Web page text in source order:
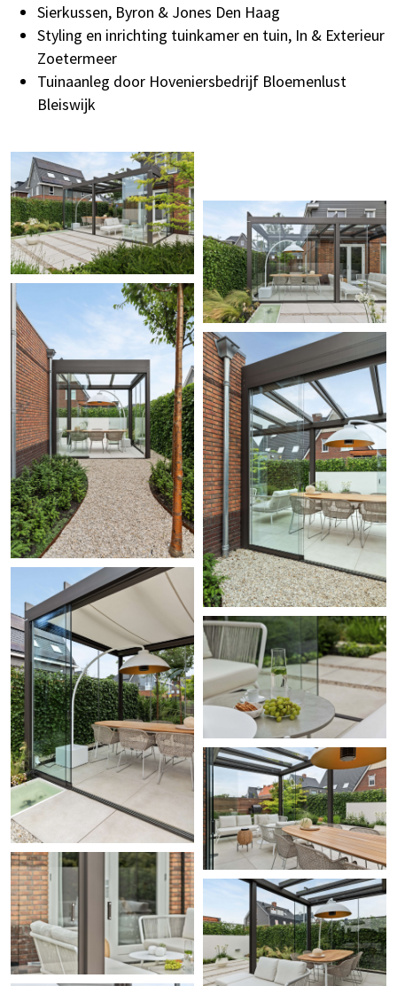
Sierkussen, Byron & Jones Den Haag
Styling en inrichting tuinkamer en tuin, In & Exterieur
Zoetermeer
Tuinaanleg door Hoveniersbedrijf Bloemenlust
Bleiswijk